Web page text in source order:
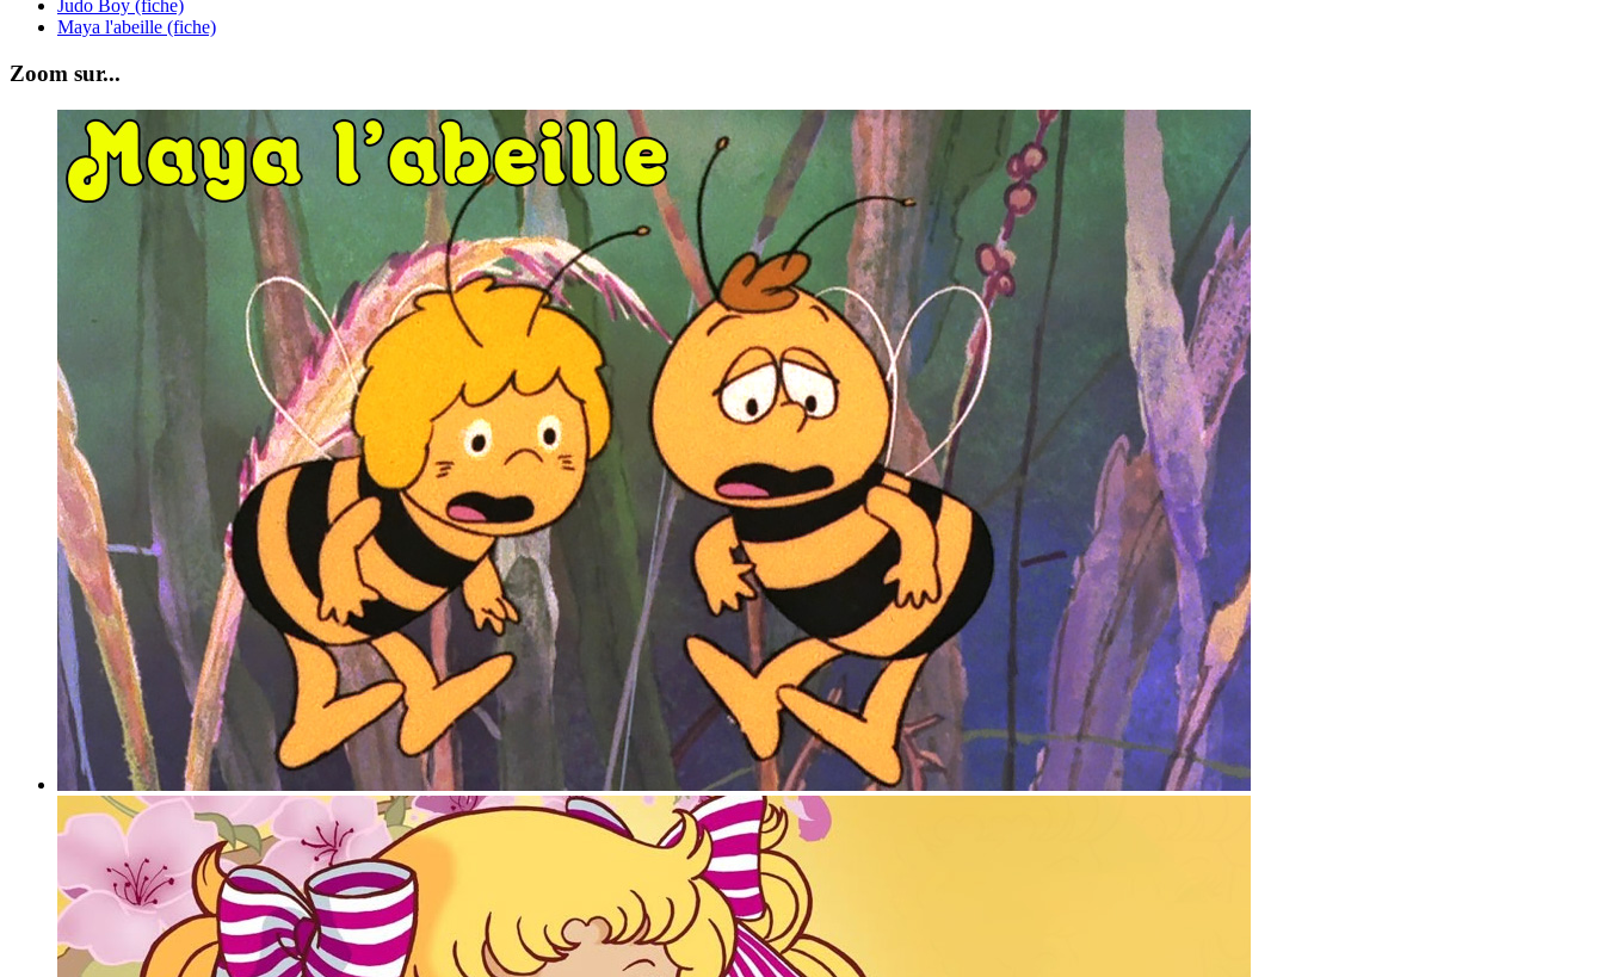
Judo Boy (fiche)
Maya l'abeille (fiche)
Zoom sur...